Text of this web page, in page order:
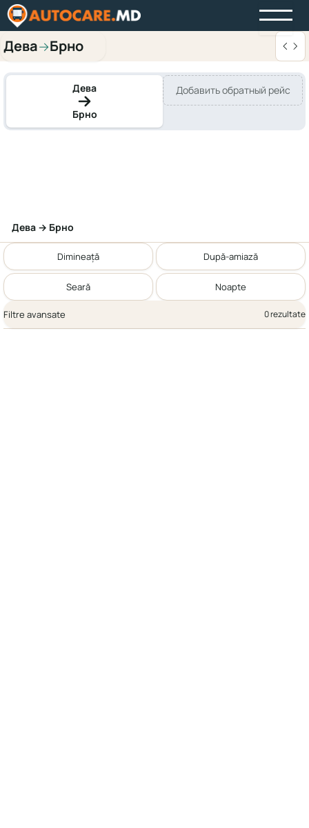
Дева→Брно
Дева
Брно
Добавить обратный рейс
Дева → Брно
Dimineață După-amiază
Seară Noapte
Filtre avansate 0 rezultate